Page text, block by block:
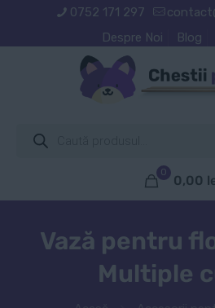
0752 171 297
Despre Noi
Blog
search
0
0,00
Vază pentru
Multiple